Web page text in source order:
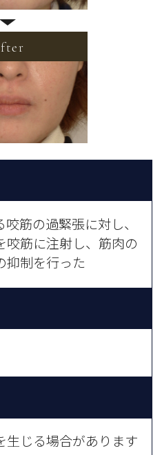
筋の過緊張に対し、
咬筋に注射し、筋肉の
抑制を行った
生じる場合があります